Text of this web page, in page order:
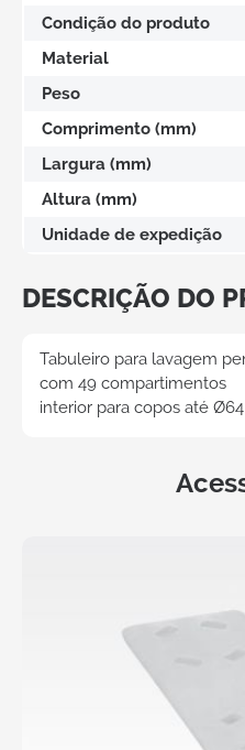
Condição do produto
Material
Peso
Comprimento (mm)
Largura (mm)
Altura (mm)
Unidade de expedição
DESCRIÇÃO DO
Tabuleiro para lavagem
com 49 compartimentos
interior para copos até